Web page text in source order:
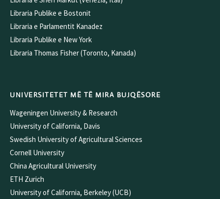
Libraria Publike e Bostonit
Libraria e Parlamentit Kanadez
Libraria Publike e New York
Libraria Thomas Fisher (Toronto, Kanada)
UNIVERSITETET MË TË MIRA BUJQËSORE
Wageningen University & Research
University of California, Davis
Swedish University of Agricultural Sciences
Cornell University
China Agricultural University
ETH Zurich
University of California, Berkeley (UCB)